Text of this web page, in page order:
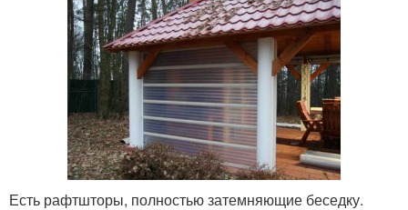
Есть рафтшторы, полностью затемняющие беседку.